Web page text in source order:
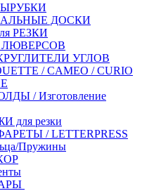
ДОСКИ
РЕЗКИ
УГЛОВ
/ CAMEO / CURIO
/ Изготовление
резки
/ LETTERPRESS
Пружины